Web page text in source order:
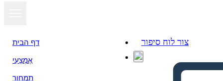
דף הבית
אֶמְצָעִי
תמחור
צור לוח סיפור